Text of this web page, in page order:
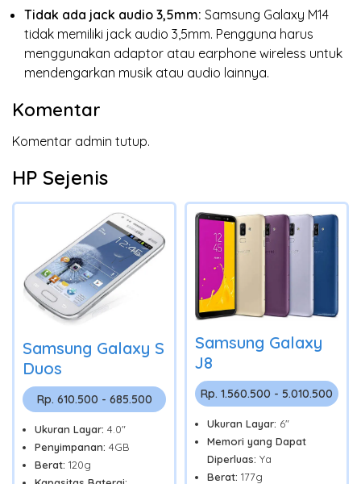
Tidak ada jack audio 3,5mm: Samsung Galaxy M14
tidak memiliki jack audio 3, 5mm. Pengguna harus
menggunakan adaptor atau earphone wireless untuk
mendengarkan musik atau audio lainnya.
Komentar
Komentar admin tutup.
HP Sejenis
Samsung Galaxy S
Duos
Rp. 610.500 - 685.500
Ukuran Layar: 4.0"
Penyimpanan: 4GB
Berat: 120g
Samsung Galaxy
J8
Rp. 1.560.500 - 5.010.500
Ukuran Layar: 6"
Memori yang Dapat
Diperluas: Ya
Berat: 177g